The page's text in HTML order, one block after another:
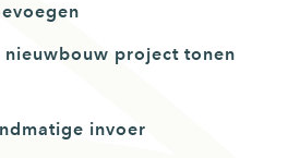
nieuwbouw project tonen
invoer